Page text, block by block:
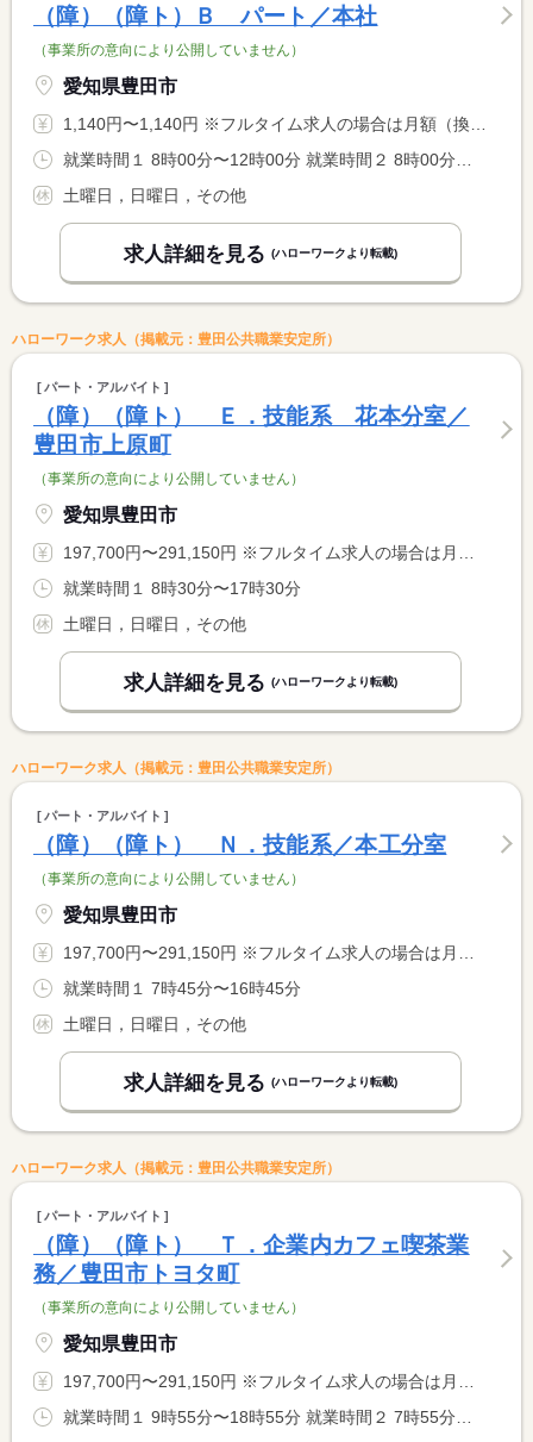
（障）（障ト）Ｂ パート／本社
（事業所の意向により公開していません）
愛知県豊田市
1,140円〜1,140円 ※フルタイム求人の場合は月額（換算額）、パート求人の場合は時間額を表示しています。
土曜日，日曜日，その他
求人詳細を見る (ハローワークより転載)
ハローワーク求人（掲載元：豊田公共職業安定所）
パート・アルバイト
（障）（障ト） Ｅ．技能系 花本分室／
豊田市上原町
（事業所の意向により公開していません）
愛知県豊田市
197,700円〜291,150円 ※フルタイム求人の場合は月額（換算額）、パート求人の場合は時間額を表示しています。
就業時間１ 8時30分〜17時30分
土曜日，日曜日，その他
求人詳細を見る (ハローワークより転載)
ハローワーク求人（掲載元：豊田公共職業安定所）
パート・アルバイト
（障）（障ト） Ｎ．技能系／本工分室
（事業所の意向により公開していません）
愛知県豊田市
197,700円〜291,150円 ※フルタイム求人の場合は月額（換算額）、パート求人の場合は時間額を表示しています。
就業時間１ 7時45分〜16時45分
土曜日，日曜日，その他
求人詳細を見る (ハローワークより転載)
ハローワーク求人（掲載元：豊田公共職業安定所）
パート・アルバイト
（障）（障ト） Ｔ．企業内カフェ喫茶業
務／豊田市トヨタ町
（事業所の意向により公開していません）
愛知県豊田市
197,700円〜291,150円 ※フルタイム求人の場合は月額（換算額）、パート求人の場合は時間額を表示しています。